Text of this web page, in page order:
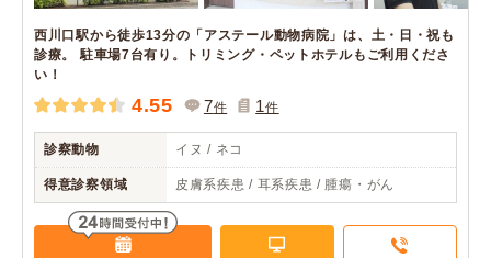
西川口駅から徒歩13分の「アステール動物病院」は、土・日・祝も
診療。 駐車場7台有り。トリミング・ペットホテルもご利用くださ
い！
4.55 7件 1件
診察動物 イヌ / ネコ
得意診察領域 皮膚系疾患 / 耳系疾患 / 腫瘍・がん